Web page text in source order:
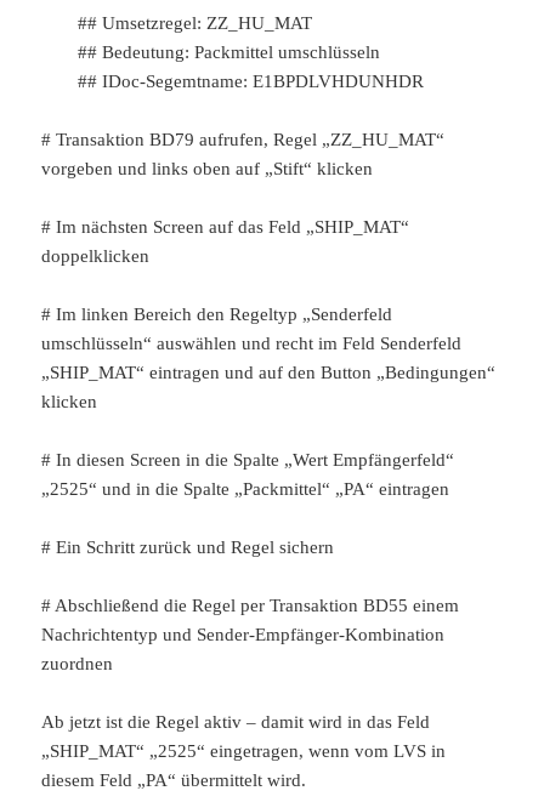
## Umsetzregel: ZZ_HU_MAT
## Bedeutung: Packmittel umschlüsseln
## IDoc-Segemtname: E1BPDLVHDUNHDR
# Transaktion BD79 aufrufen, Regel „ZZ_HU_MAT“
vorgeben und links oben auf „Stift“ klicken
# Im nächsten Screen auf das Feld „SHIP_MAT“
doppelklicken
# Im linken Bereich den Regeltyp „Senderfeld
umschlüsseln“ auswählen und recht im Feld Senderfeld
„SHIP_MAT“ eintragen und auf den Button „Bedingungen“
klicken
# In diesen Screen in die Spalte „Wert Empfängerfeld“
„2525“ und in die Spalte „Packmittel“ „PA“ eintragen
# Ein Schritt zurück und Regel sichern
# Abschließend die Regel per Transaktion BD55 einem
Nachrichtentyp und Sender-Empfänger-Kombination
zuordnen
Ab jetzt ist die Regel aktiv – damit wird in das Feld
„SHIP_MAT“ „2525“ eingetragen, wenn vom LVS in
diesem Feld „PA“ übermittelt wird.